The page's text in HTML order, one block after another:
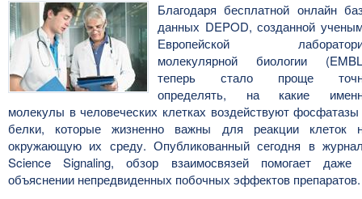
Благодаря бесплатной онлайн
данных DEPOD, созданной
Европейской
молекулярной биологии
теперь стало проще
определять, на какие
молекулы в человеческих клетках воздействуют
белки, которые жизненно важны для реакции клеток
окружающую их среду. Опубликованный сегодня в
Science Signaling, обзор взаимосвязей помогает даже
объяснении непредвиденных побочных эффектов препаратов.